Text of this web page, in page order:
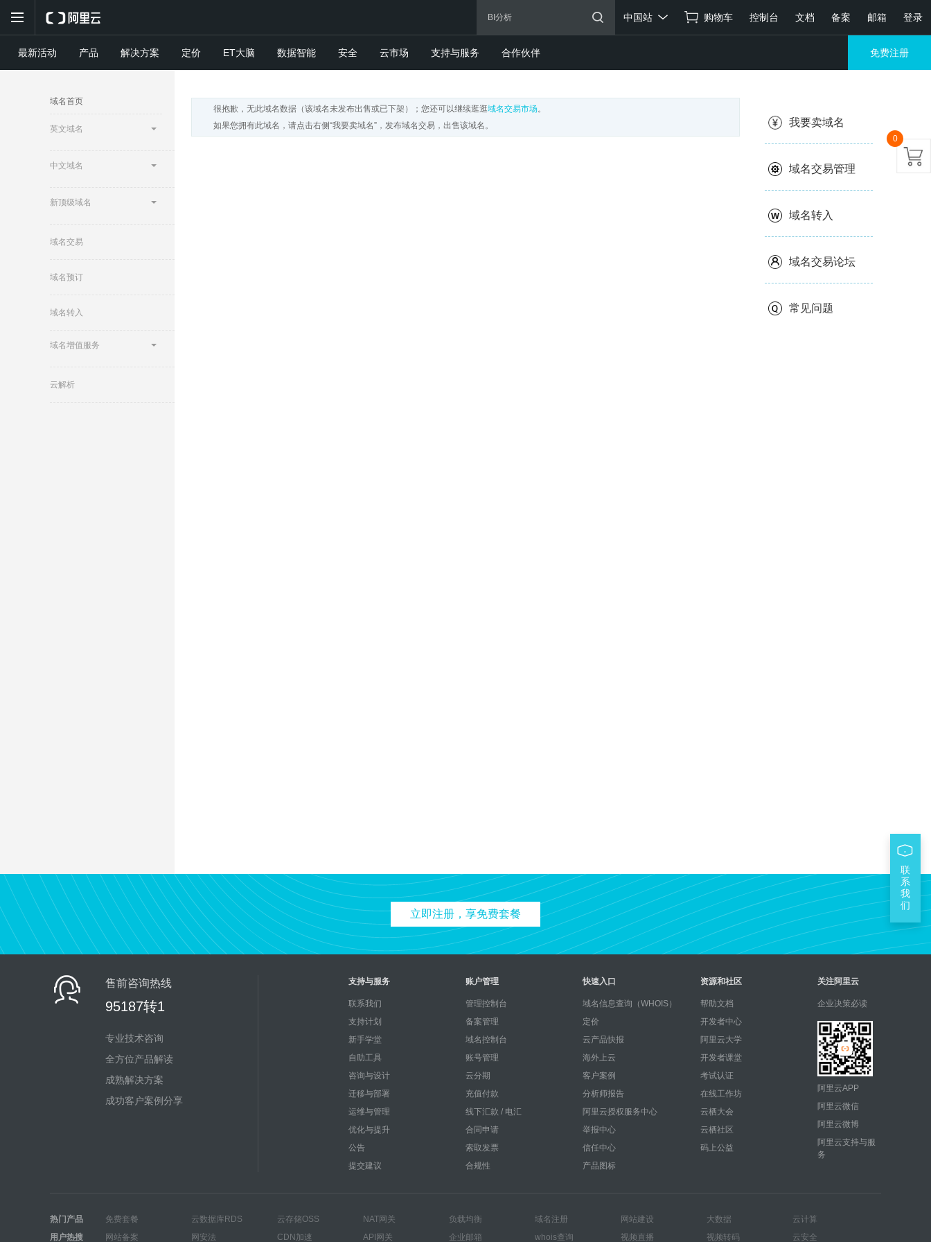
购物车 控制台 文档 备案 邮箱 登录
中国站
最新活动 产品 解决方案 定价 ET大脑 数据智能 安全 云市场 支持与服务 合作伙伴 免费注册
域名首页
英文域名
中文域名
新顶级域名
域名交易
域名预订
域名转入
域名增值服务
云解析
很抱歉，无此域名数据（该域名未发布出售或已下架）；您还可以继续逛逛域名交易市场。
如果您拥有此域名，请点击右侧“我要卖域名”，发布域名交易，出售该域名。
我要卖域名
域名交易管理
域名转入
域名交易论坛
常见问题
立即注册，享免费套餐
售前咨询热线
95187转1
专业技术咨询
全方位产品解读
成熟解决方案
成功客户案例分享
支持与服务
联系我们
支持计划
新手学堂
自助工具
咨询与设计
迁移与部署
运维与管理
优化与提升
公告
提交建议
账户管理
管理控制台
备案管理
域名控制台
账号管理
云分期
充值付款
线下汇款 / 电汇
合同申请
索取发票
合规性
快速入口
域名信息查询（WHOIS）
定价
云产品快报
海外上云
客户案例
分析师报告
阿里云授权服务中心
举报中心
信任中心
产品图标
资源和社区
帮助文档
开发者中心
阿里云大学
开发者课堂
考试认证
在线工作坊
云栖大会
云栖社区
码上公益
关注阿里云
企业决策必读
阿里云APP
阿里云微信
阿里云微博
阿里云支持与服
务
热门产品 免费套餐 云数据库RDS 云存储OSS NAT网关 负载均衡 域名注册 网站建设 大数据
云计算
用户热搜
网站备案 网安法 CDN加速 API网关 企业邮箱 whois查询 视频直播 视频转码 云安全
联
系
我
们
0